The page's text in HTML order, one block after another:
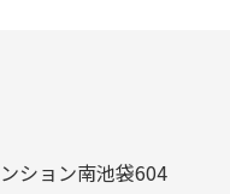
ション南池袋604